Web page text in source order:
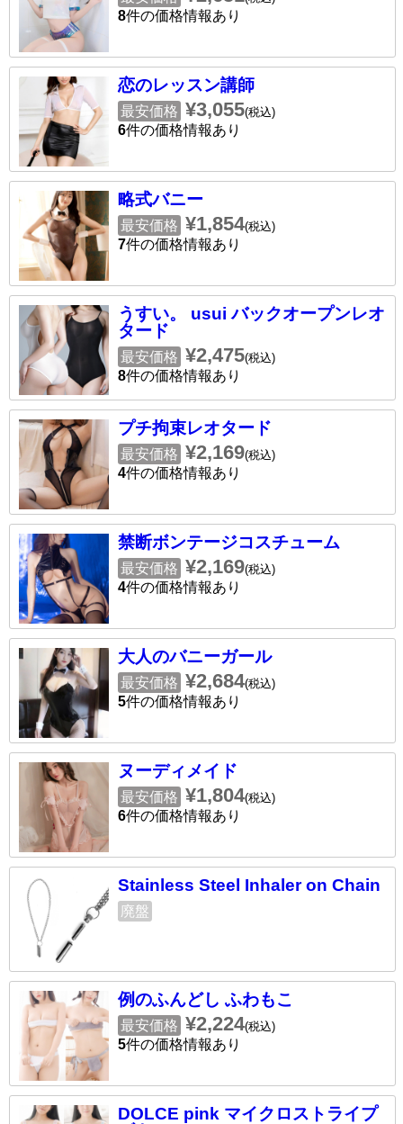
8件の価格情報あり
恋のレッスン講師
最安価格 ¥3,055(税込)
6件の価格情報あり
略式バニー
最安価格 ¥1,854(税込)
7件の価格情報あり
うすい。 usui バックオープンレオ
タード
最安価格 ¥2,475(税込)
8件の価格情報あり
プチ拘束レオタード
最安価格 ¥2,169(税込)
4件の価格情報あり
禁断ボンテージコスチューム
最安価格 ¥2,169(税込)
4件の価格情報あり
大人のバニーガール
最安価格 ¥2,684(税込)
5件の価格情報あり
ヌーディメイド
最安価格 ¥1,804(税込)
6件の価格情報あり
Stainless Steel Inhaler on Chain
廃盤
例のふんどし ふわもこ
最安価格 ¥2,224(税込)
5件の価格情報あり
DOLCE pink マイクロストライプ